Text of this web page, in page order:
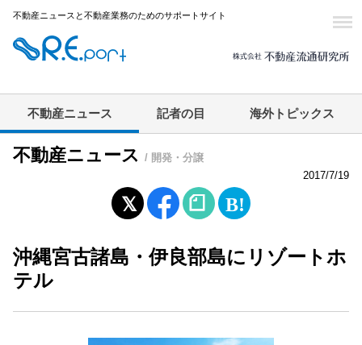
不動産ニュースと不動産業務のためのサポートサイト
不動産ニュース 記者の目 海外トピックス
不動産ニュース / 開発・分譲
2017/7/19
沖縄宮古諸島・伊良部島にリゾートホ
テル